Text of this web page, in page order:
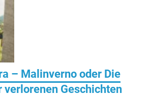
– Malinverno oder Die
verlorenen Geschichten